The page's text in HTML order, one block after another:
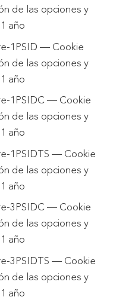
de las opciones y
año
1PSID — Cookie
de las opciones y
año
1PSIDC — Cookie
de las opciones y
año
1PSIDTS — Cookie
de las opciones y
año
3PSIDC — Cookie
de las opciones y
año
3PSIDTS — Cookie
de las opciones y
año